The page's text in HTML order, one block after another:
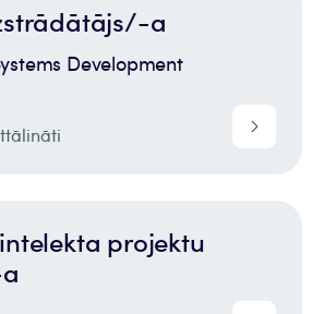
a
Development
projektu